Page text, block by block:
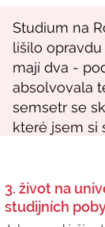
3. život na
studijních